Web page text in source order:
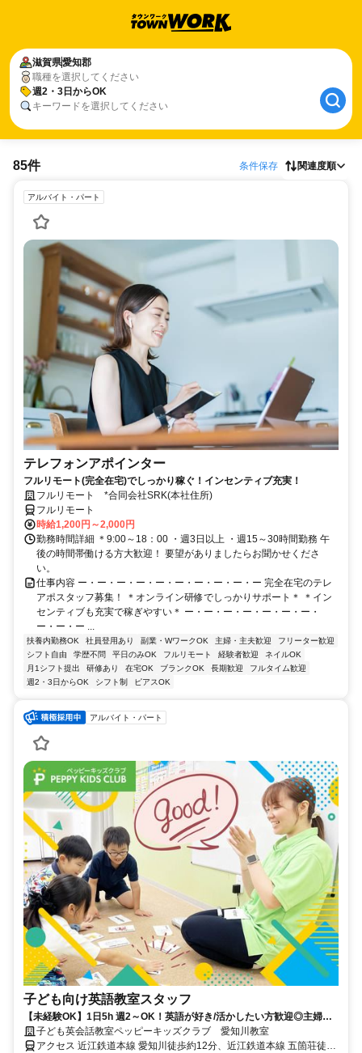
滋賀県愛知郡
職種を選択してください
週2・3日からOK
キーワードを選択してください
85件 条件保存 関連度順
アルバイト・パート
テレフォンアポインター
フルリモート(完全在宅)でしっかり稼ぐ！インセンティブ充実！
フルリモート *合同会社SRK(本社住所)
フルリモート
時給1,200円～2,000円
勤務時間詳細 ＊9:00～18：00 ・週3日以上 ・週15～30時間勤務 午
後の時間帯働ける方大歓迎！ 要望がありましたらお聞かせくださ
い。
仕事内容 ー・ー・ー・ー・ー・ー・ー・ー・ー・ー 完全在宅のテレ
アポスタッフ募集！ ＊オンライン研修でしっかりサポート＊ ＊イン
センティブも充実で稼ぎやすい＊ ー・ー・ー・ー・ー・ー・ー・
ー・ー・ー ...
扶養内勤務OK 社員登用あり 副業・WワークOK 主婦・主夫歓迎
フリーター歓迎
シフト自由
学歴不問 平日のみOK フルリモート 経験者歓迎
ネイルOK
月1シフト提出
研修あり 在宅OK ブランクOK 長期歓迎
フルタイム歓迎
週2・3日からOK
シフト制 ピアスOK
アルバイト・パート
子ども向け英語教室スタッフ
【未経験OK】1日5h 週2～OK！英語が好き/活かしたい方歓迎◎主婦
(夫)/学生も活躍中！
子ども英会話教室ペッピーキッズクラブ 愛知川教室
アクセス 近江鉄道本線 愛知川徒歩約12分、近江鉄道本線 五箇荘徒歩